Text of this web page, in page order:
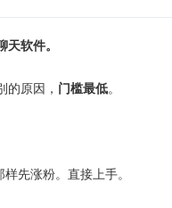
软件。
的原因， 门槛最低。
先涨粉。直接上手。